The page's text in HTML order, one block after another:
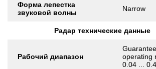
Форма лепестка
звуковой волны
Narrow
Радар технические данные
Рабочий диапазон
operating
0.04 ...